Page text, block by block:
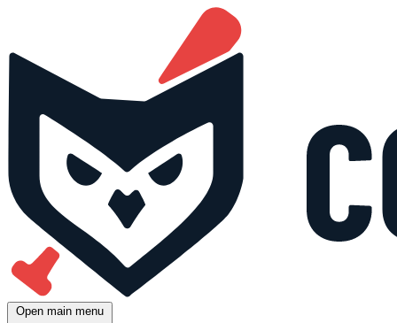
Open main menu